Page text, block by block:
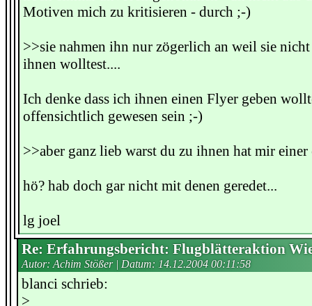
Motiven mich zu kritisieren - durch ;-)
>>sie nahmen ihn nur zögerlich an weil sie
ihnen wolltest....
Ich denke dass ich ihnen einen Flyer geben
offensichtlich gewesen sein ;-)
>>aber ganz lieb warst du zu ihnen hat mir
hö? hab doch gar nicht mit denen geredet...
lg joel
Re: Erfahrungsbericht: Flugblätteraktion
Autor: Achim Stößer | Datum: 14.12.2004 00:11:58
blanci schrieb:
>